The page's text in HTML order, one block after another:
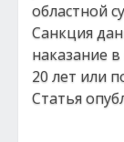
областной
Санкция
наказание
20 лет или
Статья